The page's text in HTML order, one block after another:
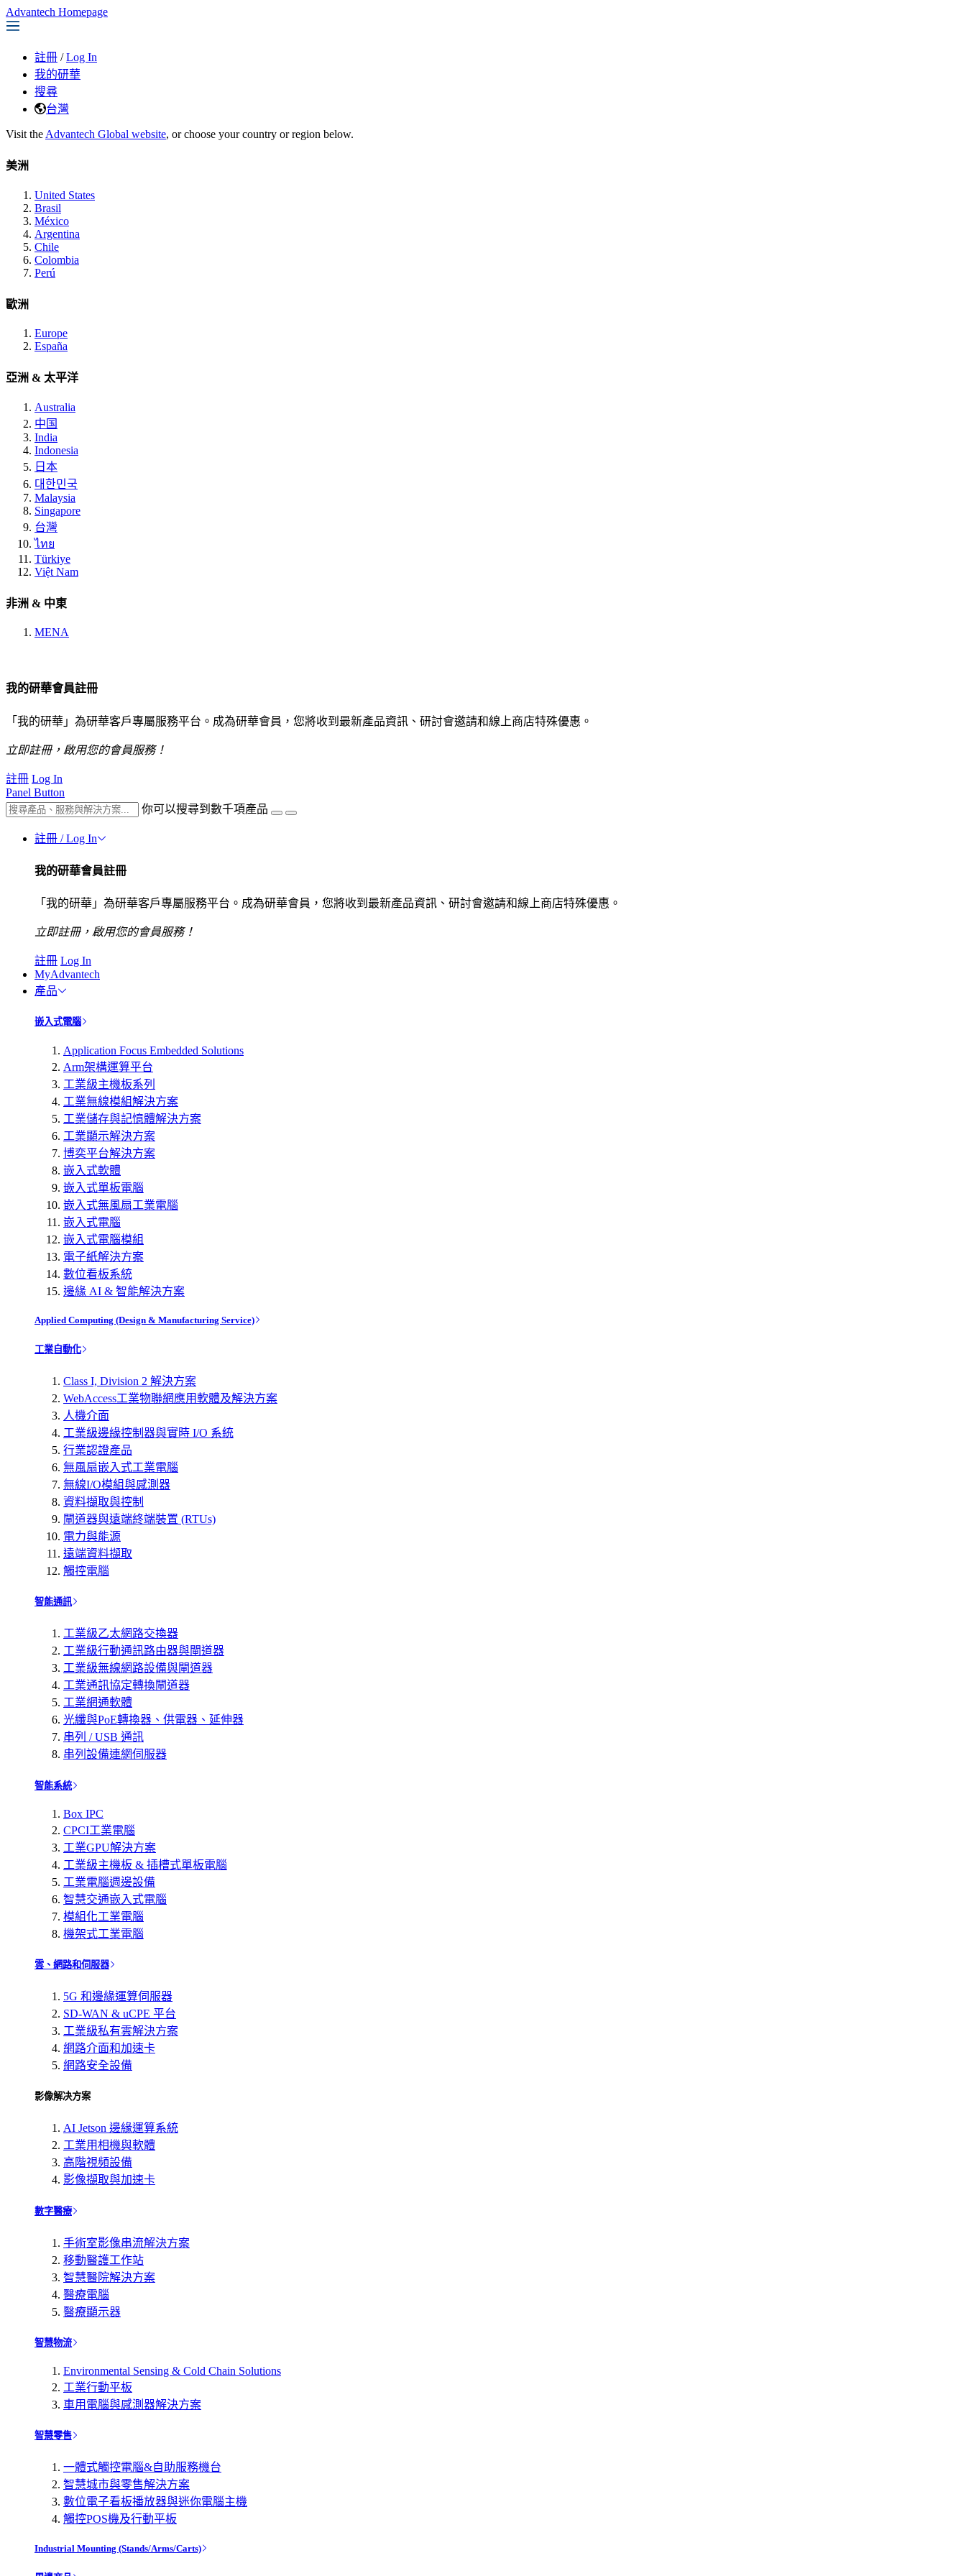
Advantech Homepage
註冊 / Log In
我的研華
搜尋
台灣
Visit the Advantech Global website, or choose your country or region below.
美洲
United States
Brasil
México
Argentina
Chile
Colombia
Perú
歐洲
Europe
España
亞洲 & 太平洋
Australia
中国
India
Indonesia
日本
대한민국
Malaysia
Singapore
台灣
ไทย
Türkiye
Việt Nam
非洲 & 中東
MENA
我的研華會員註冊
「我的研華」為研華客戶專屬服務平台。成為研華會員，您將收到最新產品資訊、研討會邀請和線上商店特殊優惠。
立即註冊，啟用您的會員服務！
註冊 Log In
Panel Button
你可以搜尋到數千項產品
註冊 / Log In
我的研華會員註冊
「我的研華」為研華客戶專屬服務平台。成為研華會員，您將收到最新產品資訊、研討會邀請和線上商店特殊優惠。
立即註冊，啟用您的會員服務！
註冊 Log In
MyAdvantech
產品
嵌入式電腦
Application Focus Embedded Solutions
Arm架構運算平台
工業級主機板系列
工業無線模組解決方案
工業儲存與記憶體解決方案
工業顯示解決方案
博奕平台解決方案
嵌入式軟體
嵌入式單板電腦
嵌入式無風扇工業電腦
嵌入式電腦
嵌入式電腦模組
電子紙解決方案
數位看板系統
邊緣 AI & 智能解決方案
Applied Computing (Design & Manufacturing Service)
工業自動化
Class I, Division 2 解決方案
WebAccess工業物聯網應用軟體及解決方案
人機介面
工業級邊緣控制器與實時 I/O 系統
行業認證產品
無風扇嵌入式工業電腦
無線I/O模組與感測器
資料擷取與控制
閘道器與遠端終端裝置 (RTUs)
電力與能源
遠端資料擷取
觸控電腦
智能通訊
工業級乙太網路交換器
工業級行動通訊路由器與閘道器
工業級無線網路設備與閘道器
工業通訊協定轉換閘道器
工業網通軟體
光纖與PoE轉換器、供電器、延伸器
串列 / USB 通訊
串列設備連網伺服器
智能系統
Box IPC
CPCI工業電腦
工業GPU解決方案
工業級主機板 & 插槽式單板電腦
工業電腦週邊設備
智慧交通嵌入式電腦
模組化工業電腦
機架式工業電腦
雲、網路和伺服器
5G 和邊緣運算伺服器
SD-WAN & uCPE 平台
工業級私有雲解決方案
網路介面和加速卡
網路安全設備
影像解决方案
AI Jetson 邊緣運算系統
工業用相機與軟體
高階視頻設備
影像擷取與加速卡
數字醫療
手術室影像串流解決方案
移動醫護工作站
智慧醫院解決方案
醫療電腦
醫療顯示器
智慧物流
Environmental Sensing & Cold Chain Solutions
工業行動平板
車用電腦與感測器解決方案
智慧零售
一體式觸控電腦&自助服務機台
智慧城市與零售解決方案
數位電子看板播放器與迷你電腦主機
觸控POS機及行動平板
Industrial Mounting (Stands/Arms/Carts)